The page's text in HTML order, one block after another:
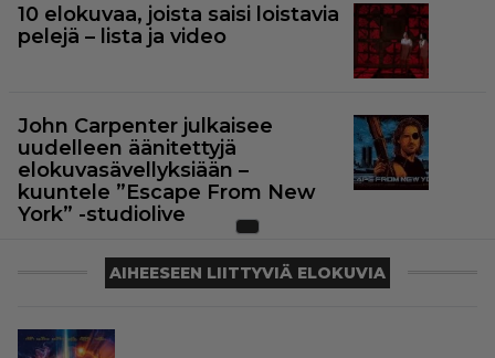
10 elokuvaa, joista saisi loistavia
pelejä – lista ja video
John Carpenter julkaisee
uudelleen äänitettyjä
elokuvasävellyksiään –
kuuntele ”Escape From New
York” -studiolive
AIHEESEEN LIITTYVIÄ ELOKUVIA